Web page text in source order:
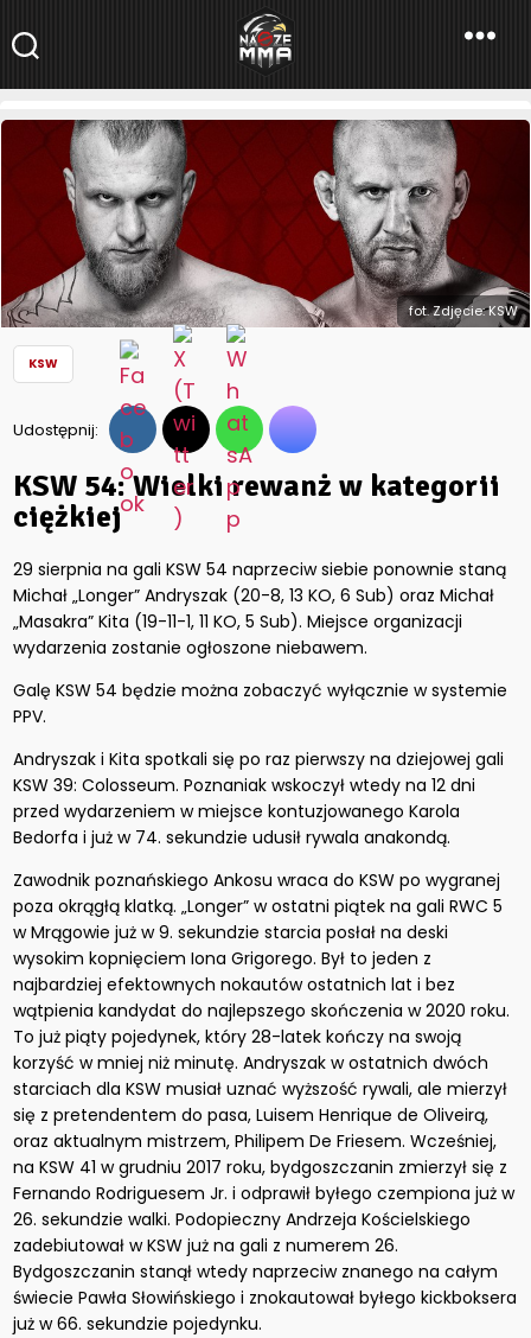
NaszeMMA
NaszeMMA.pl»Aktualności»Polskie MMA»KSW»KSW 54: Wielki
rewanż w kategorii ciężkiej
fot. Zdjęcie: KSW
KSW
Udostępnij:
KSW 54: Wielki rewanż w kategorii
ciężkiej
29 sierpnia na gali KSW 54 naprzeciw siebie ponownie staną
Michał „Longer” Andryszak (20-8, 13 KO, 6 Sub) oraz Michał
„Masakra” Kita (19-11-1, 11 KO, 5 Sub). Miejsce organizacji
wydarzenia zostanie ogłoszone niebawem.
Galę KSW 54 będzie można zobaczyć wyłącznie w systemie
PPV.
Andryszak i Kita spotkali się po raz pierwszy na dziejowej gali
KSW 39: Colosseum. Poznaniak wskoczył wtedy na 12 dni
przed wydarzeniem w miejsce kontuzjowanego Karola
Bedorfa i już w 74. sekundzie udusił rywala anakondą.
Zawodnik poznańskiego Ankosu wraca do KSW po wygranej
poza okrągłą klatką. „Longer” w ostatni piątek na gali RWC 5
w Mrągowie już w 9. sekundzie starcia posłał na deski
wysokim kopnięciem Iona Grigorego. Był to jeden z
najbardziej efektownych nokautów ostatnich lat i bez
wątpienia kandydat do najlepszego skończenia w 2020 roku.
To już piąty pojedynek, który 28-latek kończy na swoją
korzyść w mniej niż minutę. Andryszak w ostatnich dwóch
starciach dla KSW musiał uznać wyższość rywali, ale mierzył
się z pretendentem do pasa, Luisem Henrique de Oliveirą,
oraz aktualnym mistrzem, Philipem De Friesem. Wcześniej,
na KSW 41 w grudniu 2017 roku, bydgoszczanin zmierzył się z
Fernando Rodriguesem Jr. i odprawił byłego czempiona już w
26. sekundzie walki. Podopieczny Andrzeja Kościelskiego
zadebiutował w KSW już na gali z numerem 26.
Bydgoszczanin stanął wtedy naprzeciw znanego na całym
świecie Pawła Słowińskiego i znokautował byłego kickboksera
już w 66. sekundzie pojedynku.